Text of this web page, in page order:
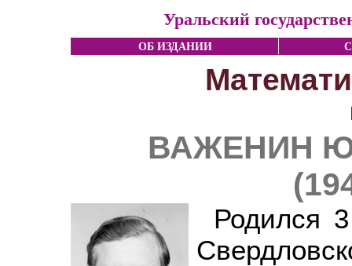
Уральский
ОБ ИЗДАНИИ
ВАЖЕНИН
Родился